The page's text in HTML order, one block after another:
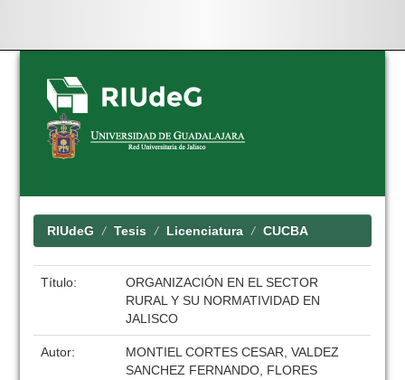
Skip
navigation
RIUdeG Tesis Licenciatura CUCBA
Título:
ORGANIZACIÓN EN EL SECTOR
RURAL Y SU NORMATIVIDAD EN
JALISCO
Autor:
MONTIEL CORTES CESAR, VALDEZ
SANCHEZ FERNANDO, FLORES